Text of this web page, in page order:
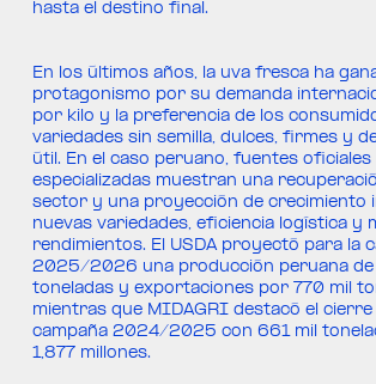
hasta el destino final.
En los últimos años, la uva fresca ha
protagonismo por su demanda
por kilo y la preferencia de los
variedades sin semilla, dulces, firmes y
útil. En el caso peruano, fuentes oficiales
especializadas muestran una
sector y una proyección de crecimiento
nuevas variedades, eficiencia logística y
rendimientos. El USDA proyectó para la
2025/2026 una producción peruana de
toneladas y exportaciones por 770 mil
mientras que MIDAGRI destacó el
campaña 2024/2025 con 661 mil
1,877 millones.